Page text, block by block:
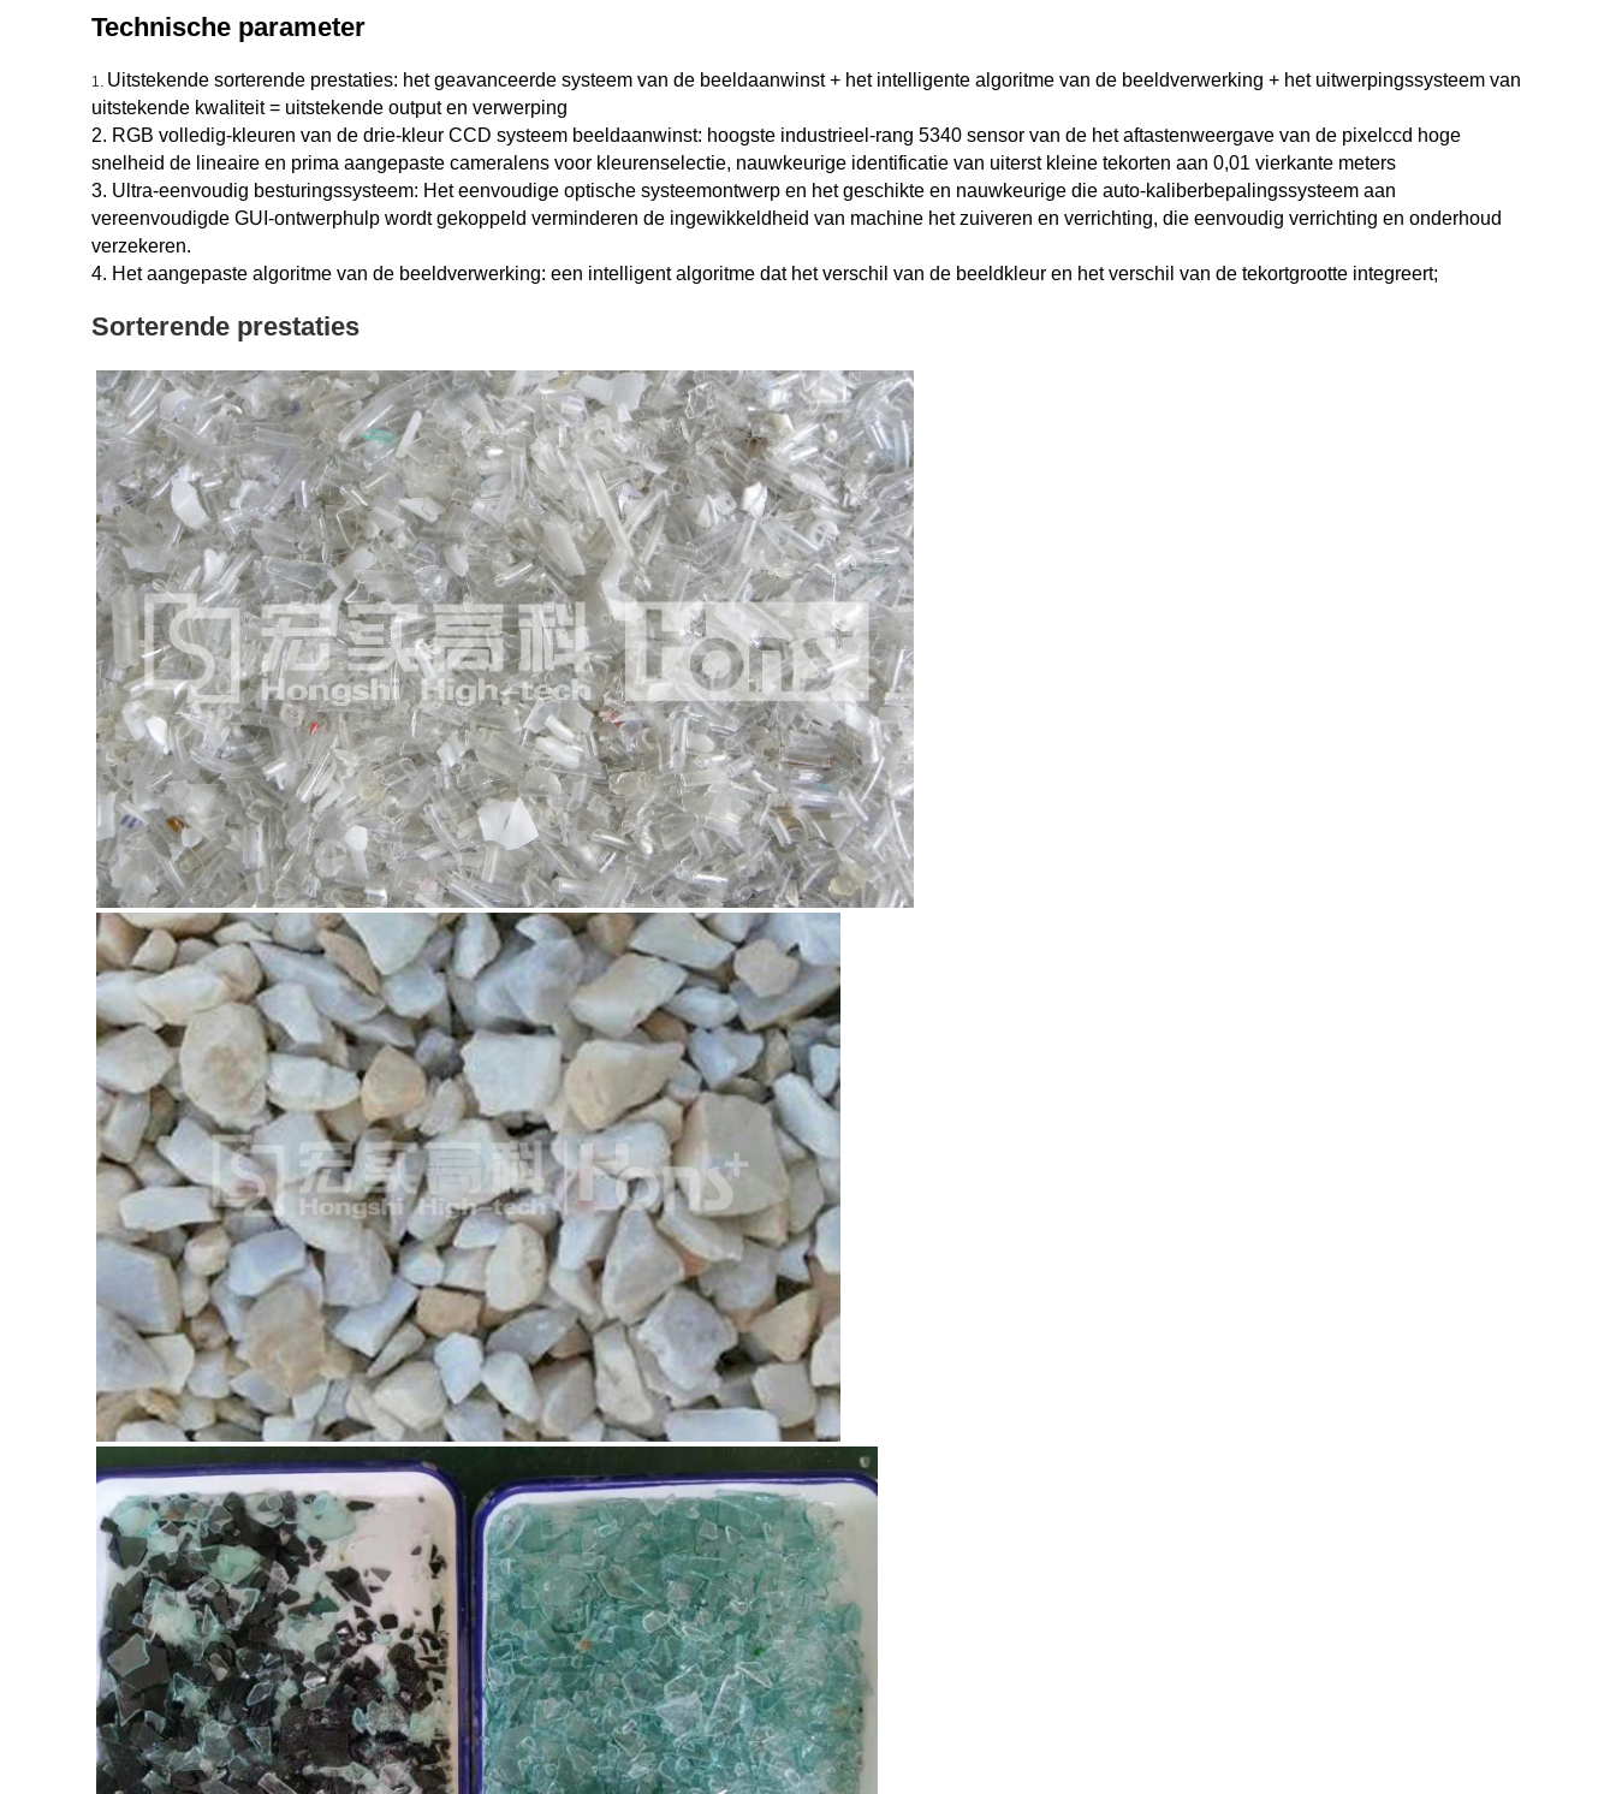
Technische parameter
1. Uitstekende sorterende prestaties: het geavanceerde systeem van de beeldaanwinst + het intelligente algoritme van de beeldverwerking + het uitwerpingssysteem van
uitstekende kwaliteit = uitstekende output en verwerping
2. RGB volledig-kleuren van de drie-kleur CCD systeem beeldaanwinst: hoogste industrieel-rang 5340 sensor van de het aftastenweergave van de pixelccd hoge
snelheid de lineaire en prima aangepaste cameralens voor kleurenselectie, nauwkeurige identificatie van uiterst kleine tekorten aan 0,01 vierkante meters
3. Ultra-eenvoudig besturingssysteem: Het eenvoudige optische systeemontwerp en het geschikte en nauwkeurige die auto-kaliberbepalingssysteem aan
vereenvoudigde GUI-ontwerphulp wordt gekoppeld verminderen de ingewikkeldheid van machine het zuiveren en verrichting, die eenvoudig verrichting en onderhoud
verzekeren.
4. Het aangepaste algoritme van de beeldverwerking: een intelligent algoritme dat het verschil van de beeldkleur en het verschil van de tekortgrootte integreert;
Sorterende prestaties